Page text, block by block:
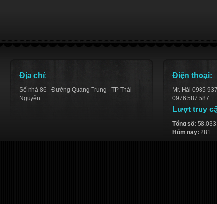
Địa chỉ:
Số nhà 86 - Đường Quang Trung - TP Thái
Nguyên
Điện thoại:
Mr. Hải 0985
0976 587 587
Lượt truy
Tổng số: 58.033
Hôm nay: 281